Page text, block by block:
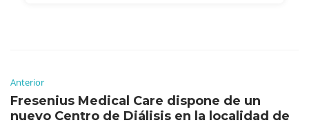
Anterior
Fresenius Medical Care dispone de un
nuevo Centro de Diálisis en la localidad de